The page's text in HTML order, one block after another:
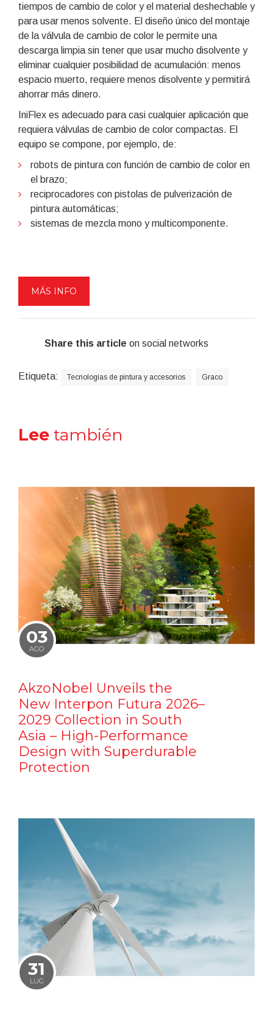
tiempos de cambio de color y el material deshechable y
para usar menos solvente. El diseño único del montaje
de la válvula de cambio de color le permite una
descarga limpia sin tener que usar mucho disolvente y
eliminar cualquier posibilidad de acumulación: menos
espacio muerto, requiere menos disolvente y permitirá
ahorrar más dinero.
IniFlex es adecuado para casi cualquier aplicación que
requiera válvulas de cambio de color compactas. El
equipo se compone, por ejemplo, de:
robots de pintura con función de cambio de color en
el brazo;
reciprocadores con pistolas de pulverización de
pintura automáticas;
sistemas de mezcla mono y multicomponente.
MÁS INFO
Share this article on social networks
Etiqueta: Tecnologías de pintura y accesorios Graco
Lee también
03
AGO
AkzoNobel Unveils the
New Interpon Futura 2026–
2029 Collection in South
Asia – High-Performance
Design with Superdurable
Protection
31
LUG